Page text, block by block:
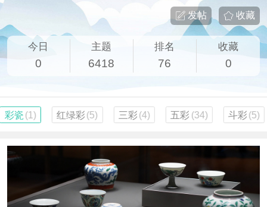
收藏
发帖
今日
0
主题
6418
排名
76
收藏
0
彩瓷 (1) 红绿彩 (5) 三彩 (4) 五彩 (34) 斗彩 (5)